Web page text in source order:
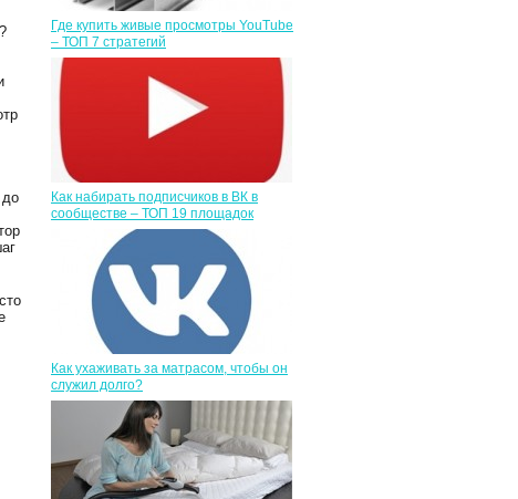
Где купить живые просмотры YouTube
– ТОП 7 стратегий
Как набирать подписчиков в ВК в
сообществе – ТОП 19 площадок
Как ухаживать за матрасом, чтобы он
служил долго?